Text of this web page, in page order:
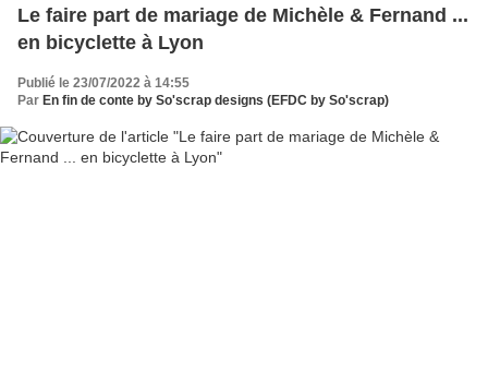
Le faire part de mariage de Michèle & Fernand ...
en bicyclette à Lyon
Publié le 23/07/2022 à 14:55
Par En fin de conte by So'scrap designs (EFDC by So'scrap)